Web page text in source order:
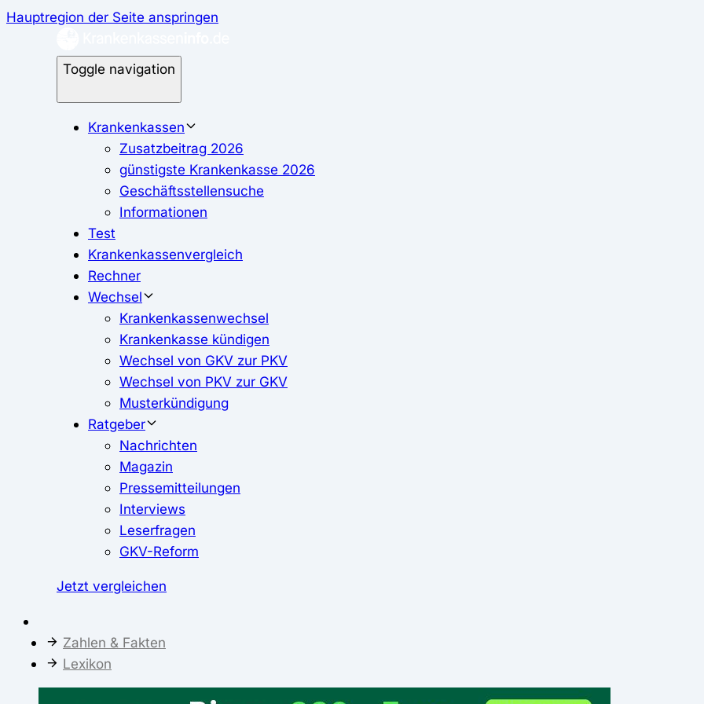
Hauptregion der Seite anspringen
Toggle navigation
Krankenkassen
Zusatzbeitrag 2026
günstigste Krankenkasse 2026
Geschäftsstellensuche
Informationen
Test
Krankenkassenvergleich
Rechner
Wechsel
Krankenkassenwechsel
Krankenkasse kündigen
Wechsel von GKV zur PKV
Wechsel von PKV zur GKV
Musterkündigung
Ratgeber
Nachrichten
Magazin
Pressemitteilungen
Interviews
Leserfragen
GKV-Reform
Jetzt vergleichen
Zahlen & Fakten
Lexikon